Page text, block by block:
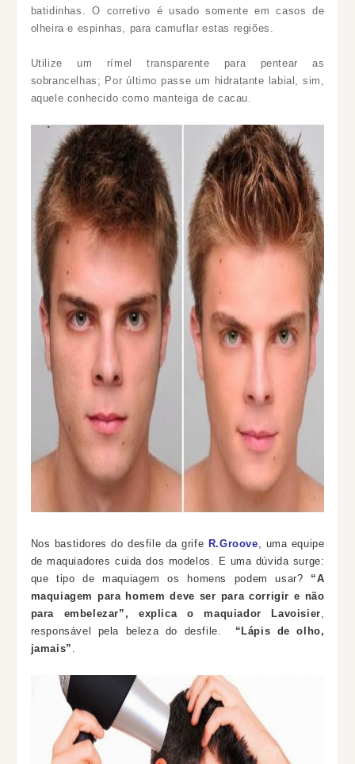
batidinhas. O corretivo é usado somente em casos de
olheira e espinhas, para camuflar estas regiões
Utilize um rímel transparente para pentear as
sobrancelhas; Por último passe um hidratante labial, sim,
aquele conhecido como manteiga de cacau.
Nos bastidores do desfile da grife R.Groove , uma equipe
de maquiadores cuida dos modelos. E uma dúvida surge:
que tipo de maquiagem os homens podem usar? “A
maquiagem para homem deve ser para corrigir e não
para embelezar”, explica o maquiador Lavoisier
responsável pela beleza do desfile. “Lápis de olho,
jamais”